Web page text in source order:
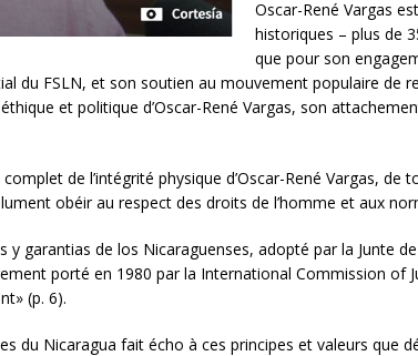
Oscar-René Vargas
historiques – plus de
que pour son
du FSLN, et son soutien au mouvement populaire de
et politique d’Oscar-René Vargas, son
de l’intégrité physique d’Oscar-René Vargas,
obéir au respect des droits de l’homme et aux
y garantias de los Nicaraguenses, adopté par la Junte
porté en 1980 par la International Commission of
(p. 6).
du Nicaragua fait écho à ces principes et valeurs que